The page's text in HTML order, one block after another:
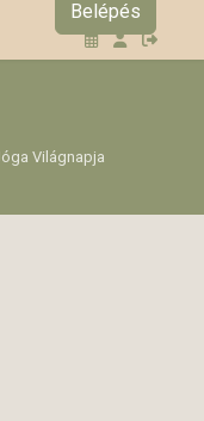
Belépés
Világnapja